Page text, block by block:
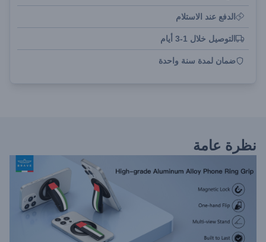
الدفع عند الاستلام
التوصيل خلال 1-3 أيام
ضمان لمدة سنة واحدة
نظرة عامة